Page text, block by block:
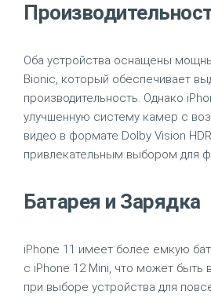
Оба устройства оснащены
Bionic, который обеспечивает
производительность. Однако
улучшенную систему камер с
видео в формате Dolby Vision
привлекательным выбором для
Батарея и Зарядка
iPhone 11 имеет более емкую
с iPhone 12 Mini, что может
при выборе устройства для